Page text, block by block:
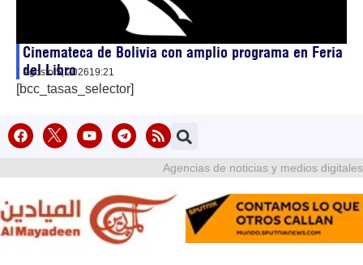
Cinemateca de Bolivia con amplio programa en Feria
del Libro
agosto 5, 202619:21
[bcc_tasas_selector]
Agencias de noticias y medios digitales